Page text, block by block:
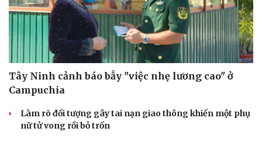
Tây Ninh cảnh báo bẫy "việc nhẹ lương cao" ở
Campuchia
Làm rõ đối tượng gây tai nạn giao thông khiến một phụ
nữ tử vong rồi bỏ trốn